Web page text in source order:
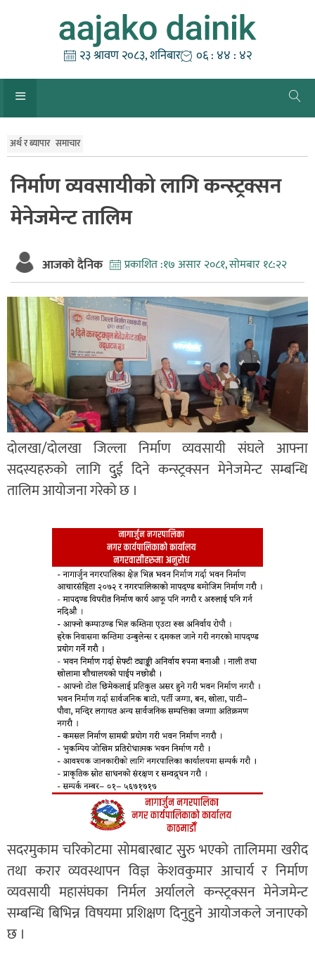
२३ श्रावण २०८३, शनिबार ०६ : ४४ : ४३
अर्थ र ब्यापार समाचार
निर्माण व्यवसायीको लागि कन्स्ट्रक्सन
मेनेजमेन्ट तालिम
आजको दैनिक प्रकाशित :१७ असार २०८१, सोमबार १८:२२
दोलखा/दोलखा जिल्ला निर्माण व्यवसायी संघले आफ्ना
सदस्यहरुको लागि दुुई दिने कन्स्ट्रक्सन मेनेजमेन्ट सम्बन्धि
तालिम आयोजना गरेको छ ।
सदरमुकाम चरिकोटमा सोमबारबाट सुुरु भएको तालिममा खरीद
तथा करार व्यवस्थापन विज्ञ केशवकुमार आचार्य र निर्माण
व्यवसायी महासंघका निर्मल अर्यालले कन्स्ट्रक्सन मेनेजमेन्ट
सम्बन्धि बिभिन्न विषयमा प्रशिक्षण दिनुहुुने आयोजकले जनाएको
छ ।